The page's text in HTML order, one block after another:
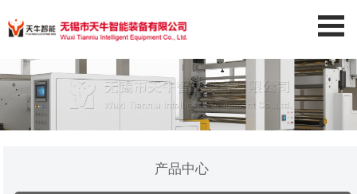
产品中心